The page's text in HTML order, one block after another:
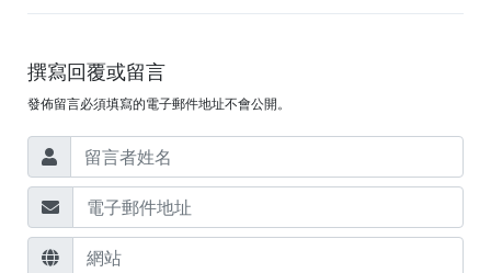
撰寫回覆或留言
發佈留言必須填寫的電子郵件地址不會公開。